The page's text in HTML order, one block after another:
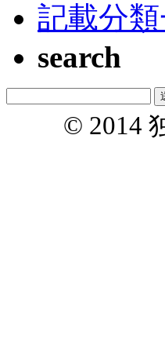
記載分
search
© 2014